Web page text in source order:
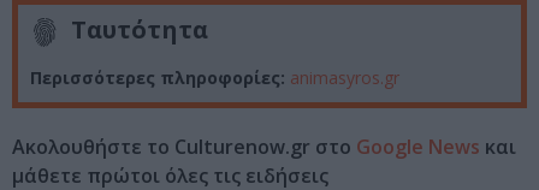
Ταυτότητα
Περισσότερες πληροφορίες: animasyros.gr
Ακολουθήστε το Culturenow.gr στο Google News και
μάθετε πρώτοι όλες τις ειδήσεις